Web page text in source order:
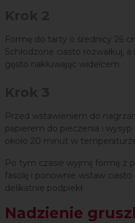
Formę do tarty o średnicy 26
Schłodzone ciasto rozwałkuj,
gęsto nakłuwając widelcem.
Przed wstawieniem do
papierem do pieczenia i
około 20 minut w
Po tym czasie wyjmij formę z
fasolę i ponownie wstaw ciasto
delikatnie podpiekł.
Nadzienie